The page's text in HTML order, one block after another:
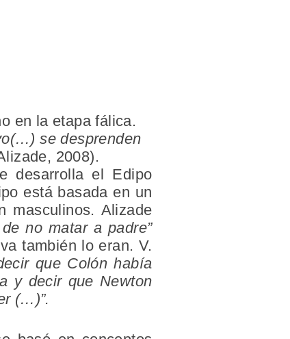
en la etapa fálica.
se desprenden
2008).
desarrolla el Edipo
está basada en un
masculinos. Alizade
no matar a padre”
también lo eran. V.
que Colón había
y decir que Newton
(…)”.